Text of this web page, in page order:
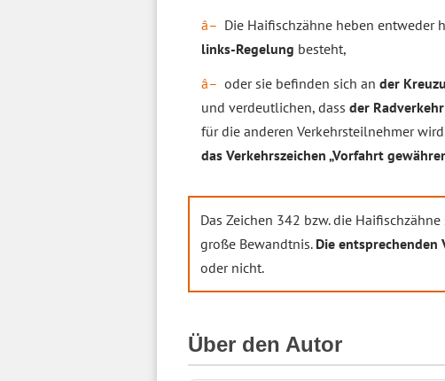
Die Haifischzähne heben entweder
links-Regelung besteht,
oder sie befinden sich an der
und verdeutlichen, dass der
für die anderen Verkehrsteilnehmer
das Verkehrszeichen „Vorfahrt
Das Zeichen 342 bzw. die
große Bewandtnis. Die
oder nicht.
Über den Autor